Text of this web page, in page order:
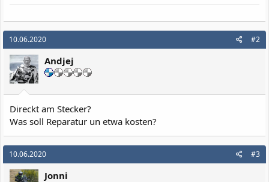
10.06.2020 #2
Andjej
Direckt am Stecker?
Was soll Reparatur un etwa kosten?
10.06.2020 #3
Jonni